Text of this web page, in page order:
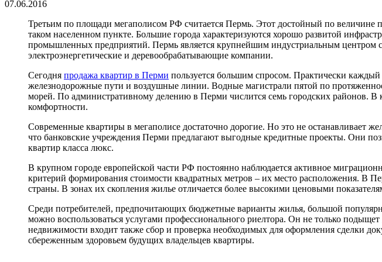
07.06.2016
Третьим по площади мегаполисом РФ считается Пермь. Этот достойный по
таком населенном пункте. Большие города характеризуются хорошо развитой
промышленных предприятий. Пермь является крупнейшим индустриальным центром
электроэнергетические и деревообрабатывающие компании.
Сегодня продажа квартир в Перми пользуется большим спросом. Практически каждый
железнодорожные пути и воздушные линии. Водные магистрали пятой по
морей. По административному делению в Перми числится семь городских районов.
комфортности.
Современные квартиры в мегаполисе достаточно дорогие. Но это не останавливает
что банковские учреждения Перми предлагают выгодные кредитные проекты. Они
квартир класса люкс.
В крупном городе европейской части РФ постоянно наблюдается активное
критерий формирования стоимости квадратных метров – их место расположения. В
страны. В зонах их скопления жилье отличается более высокими ценовыми
Среди потребителей, предпочитающих бюджетные варианты жилья, большой
можно воспользоваться услугами профессионального риелтора. Он не только
недвижимости входит также сбор и проверка необходимых для оформления сделки
сбереженным здоровьем будущих владельцев квартиры.